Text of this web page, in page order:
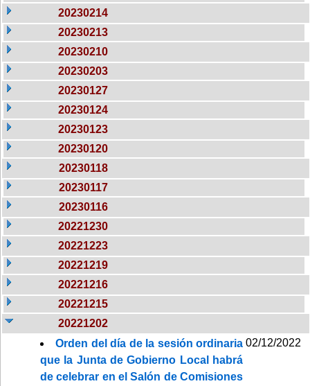
20230214
20230213
20230210
20230203
20230127
20230124
20230123
20230120
20230118
20230117
20230116
20221230
20221223
20221219
20221216
20221215
20221202
Orden del día de la sesión ordinaria
que la Junta de Gobierno Local habrá
de celebrar en el Salón de Comisiones
02/12/2022